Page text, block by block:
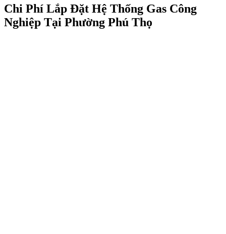
Chi Phí Lắp Đặt Hệ Thống Gas Công
Nghiệp Tại Phường Phú Thọ